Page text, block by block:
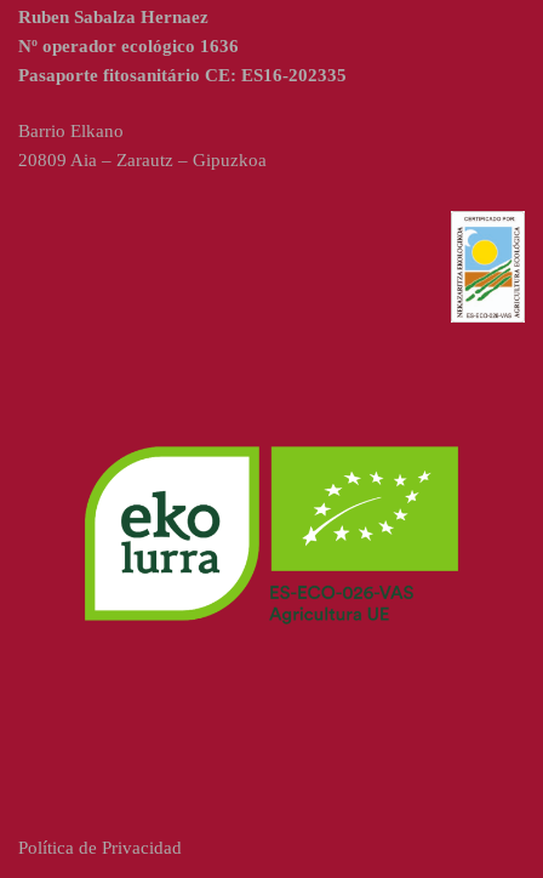
Ruben Sabalza Hernaez
Nº operador ecológico 1636
Pasaporte fitosanitário CE: ES16-202335
Barrio Elkano
20809 Aia – Zarautz – Gipuzkoa
Política de Privacidad